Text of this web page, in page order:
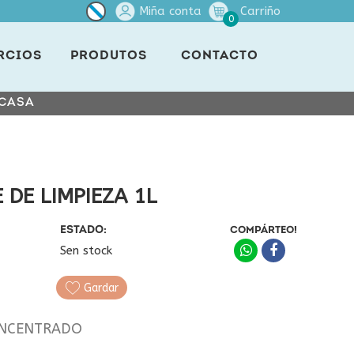
Miña conta
0
Carriño
PRODUTOS CONTACTO
DE LIMPIEZA 1L
ESTADO:
Sen stock
COMPÁRTEO!
Gardar